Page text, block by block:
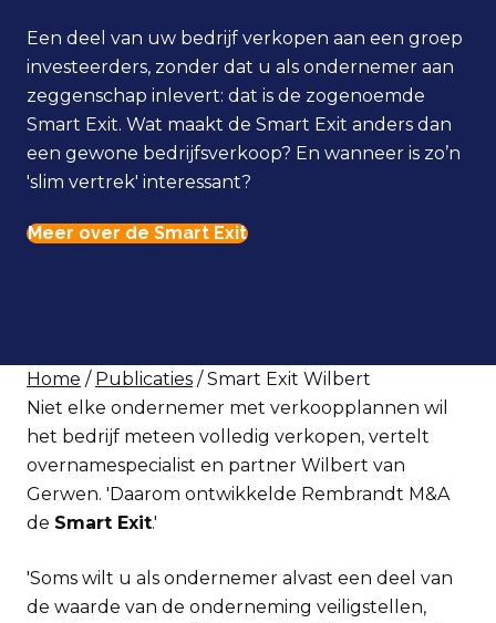
Een deel van uw bedrijf verkopen aan een groep
investeerders, zonder dat u als ondernemer aan
zeggenschap inlevert: dat is de zogenoemde
Smart Exit. Wat maakt de Smart Exit anders dan
een gewone bedrijfsverkoop? En wanneer is zo’n
'slim vertrek' interessant?
Meer over de Smart Exit
Home / Publicaties / Smart Exit Wilbert
Niet elke ondernemer met verkoopplannen wil
het bedrijf meteen volledig verkopen, vertelt
overnamespecialist en partner Wilbert van
Gerwen. 'Daarom ontwikkelde Rembrandt M&A
de Smart Exit.'
'Soms wilt u als ondernemer alvast een deel van
de waarde van de onderneming veiligstellen,